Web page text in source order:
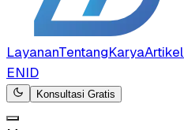
LayananTentangKaryaArtikel
ENID
Konsultasi Gratis